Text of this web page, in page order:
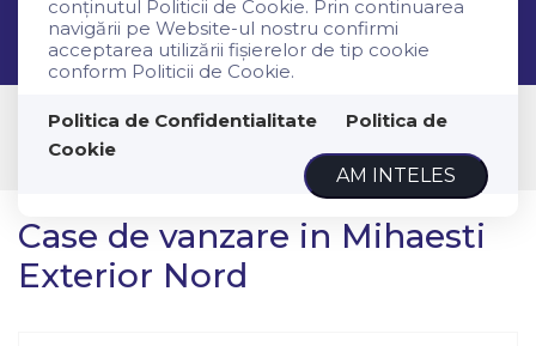
conținutul Politicii de Cookie. Prin continuarea
navigării pe Website-ul nostru confirmi
acceptarea utilizării fişierelor de tip cookie
conform Politicii de Cookie.
Politica de Confidentialitate
Politica de
Cookie
AM INTELES
Filtreaza
Vanzare
Case de vanzare in Mihaesti
Exterior Nord